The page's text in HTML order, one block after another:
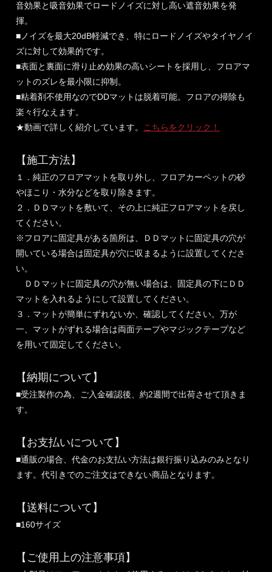
音効果と吸音効果でロードノイズに対し高い遮音効果を発
揮。
■ノイズを最大20dB軽減でき、特にロードノイズやタイヤノイ
ズに対して効果的です。
■表面と裏面に滑り止め効果の高いシートを採用し、フロアマ
ットのズレを最小限に抑制。
■粘着剤不使用なのでDDマットは脱着可能。フロアの掃除も
楽々行なえます。
★動画で詳しく紹介しています。
こちらをクリック！
【施工方法】
１．純正のフロアマットを取り外し、フロアカーペットの砂
やほこり・水分などを取り除きます。
２．ＤＤマットを敷いて、その上に純正フロアマットを戻し
てください。
※フロアに固定具がある箇所は、ＤＤマットに固定具の穴が
開いている場合は固定具が穴に収まるように設置してくださ
い。
ＤＤマットに固定具の穴が無い場合は、固定具の下にＤＤ
マットを入れるようにして設置してください。
３．マットが簡単にずれないか、確認してください。万が
一、マットがずれる場合は両面テープやマジックテープなど
を用いて固定してください。
【納期について】
■受注製作の為、ご入金確認後、約2週間で出荷させて頂きま
す。
【お支払いについて】
■通販の場合、代金のお支払い方法は銀行振り込みのみとなり
ます。代引きでのご注文はできない商品となります。
【送料について】
■160サイズ
【ご使用上の注意事項】